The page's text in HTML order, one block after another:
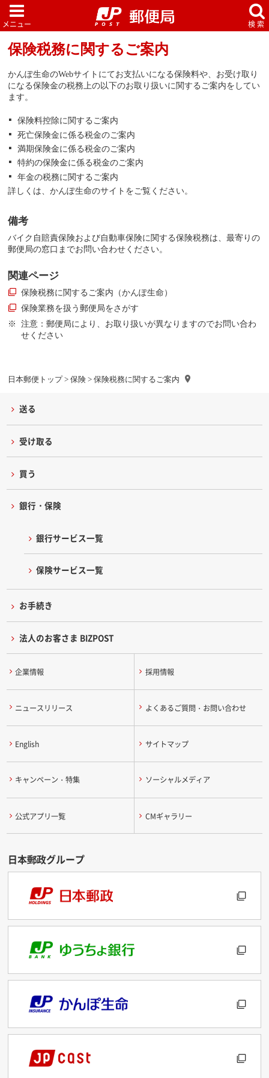
日本郵便トップ> 保険> 保険税務に関するご案内
保険税務に関するご案内
かんぽ生命のWebサイトにてお支払いになる保険料や、お受け取り
になる保険金の税務上の以下のお取り扱いに関するご案内をしてい
ます。
保険料控除に関するご案内
死亡保険金に係る税金のご案内
満期保険金に係る税金のご案内
特約の保険金に係る税金のご案内
年金の税務に関するご案内
詳しくは、かんぽ生命のサイトをご覧ください。
備考
バイク自賠責保険および自動車保険に関する保険税務は、最寄りの
郵便局の窓口までお問い合わせください。
関連ページ
保険税務に関するご案内（かんぽ生命）
保険業務を扱う郵便局をさがす
注意：郵便局により、お取り扱いが異なりますのでお問い合わ
せください
送る
受け取る
買う
銀行・保険
銀行サービス一覧
保険サービス一覧
お手続き
法人のお客さま BIZPOST
企業情報 採用情報
ニュースリリース よくあるご質問・お問い合わせ
English サイトマップ
キャンペーン・特集 ソーシャルメディア
公式アプリ一覧 CMギャラリー